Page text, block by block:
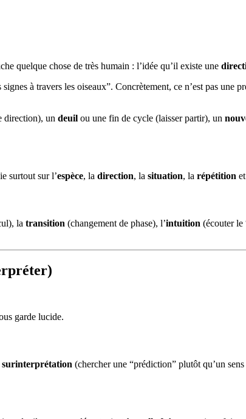
quelque chose de très humain : l’idée qu’il existe une
signes à travers les oiseaux”. Concrètement, ce n’est pas une
direction), un deuil ou une fin de cycle (laisser partir), un
surtout sur l’espèce, la direction, la situation, la répétition
la transition (changement de phase), l’intuition (écouter le
garde lucide.
surinterprétation (chercher une “prédiction” plutôt qu’un